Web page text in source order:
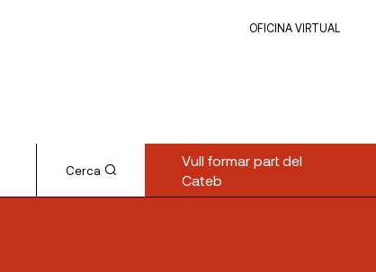
OFICINA VIRTUAL
Cerca
Vull formar part del
Cateb